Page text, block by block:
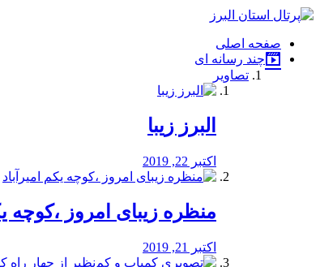
فصد
شرق
تهران
خشکشویی
صفحه اصلی
چند رسانه ای
تصاویر
البرز زیبا
اکتبر 22, 2019
منظره‌‌ زیبای امروز ،کوچه
اکتبر 21, 2019